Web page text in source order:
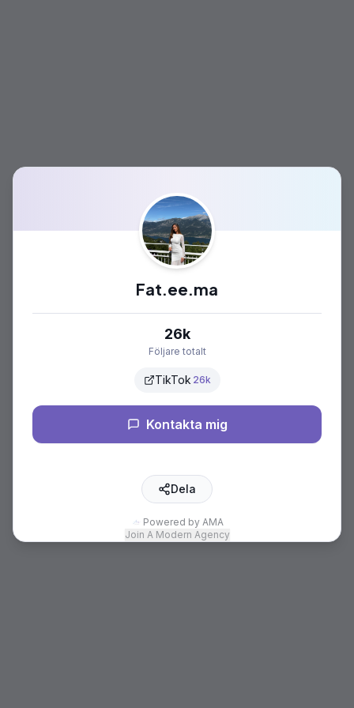
Fat.ee.ma
26k
Följare totalt
TikTok 26k
Kontakta mig
Dela
Powered by AMA
Join A Modern Agency